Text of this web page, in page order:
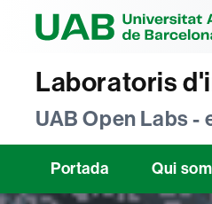
Laboratoris
UAB Open Labs
Portada Qui som